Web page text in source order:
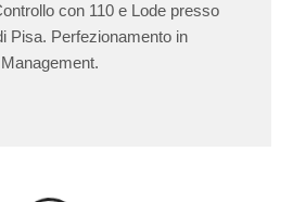
con 110 e Lode presso
Pisa. Perfezionamento in
Management.